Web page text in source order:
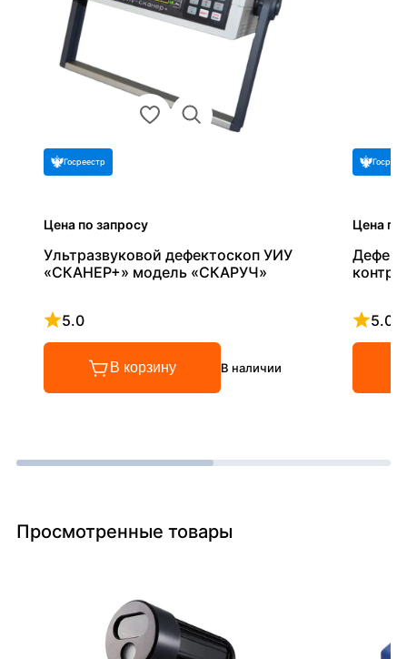
Госреестр
Цена по запросу
Ультразвуковой дефектоскоп УИУ
«СКАНЕР+» модель «СКАРУЧ»
5.0
Рейтинг 5 из 5
В корзину В наличии
Цена по
5.0
Просмотренные товары